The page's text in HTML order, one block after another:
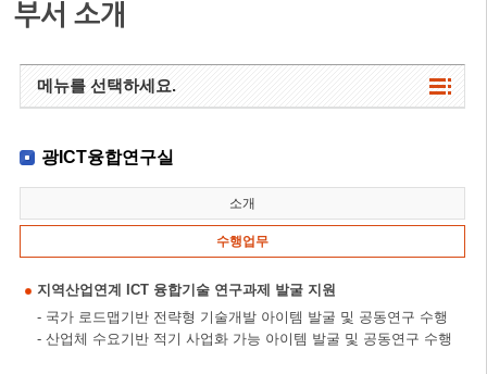
부서 소개
메뉴를 선택하세요.
광ICT융합연구실
소개
수행업무
지역산업연계 ICT 융합기술 연구과제 발굴 지원
- 국가 로드맵기반 전략형 기술개발 아이템 발굴 및 공동연구 수행
- 산업체 수요기반 적기 사업화 가능 아이템 발굴 및 공동연구 수행